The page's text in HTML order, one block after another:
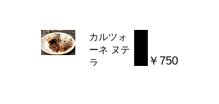
カルツォ
ーネ ヌテ
ラ
￥750